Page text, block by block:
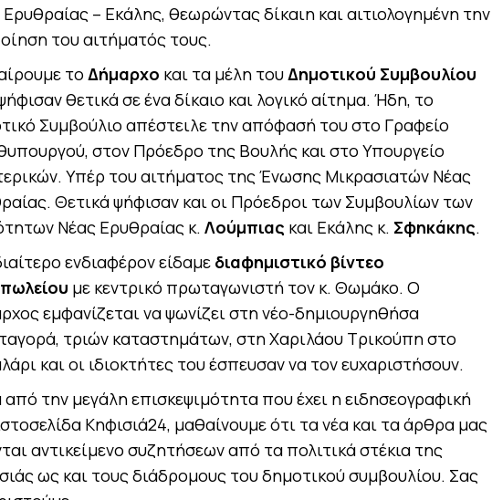
– Εκάλης, θεωρώντας δίκαιη και αιτιολογημένη την
του αιτήματός τους.
το Δήμαρχο και τα μέλη τουΔημοτικού Συμβουλίου
θετικά σε ένα δίκαιο και λογικό αίτημα. Ήδη, το
Συµβούλιο απέστειλε την απόφασή του στο Γραφείο
στον Πρόεδρο της Βουλής και στο Υπουργείο
Υπέρ του αιτήµατος της Ένωσης Μικρασιατών Νέας
Θετικά ψήφισαν και οι Πρόεδροι των Συµβουλίων των
Νέας Ερυθραίας κ. Λούµπιας και Εκάλης κ. Σφηκάκης.
ενδιαφέρον είδαμε διαφημιστικό βίντεο
με κεντρικό πρωταγωνιστή τον κ. Θωμάκο. Ο
εμφανίζεται να ψωνίζει στη νέο-δημιουργηθήσα
τριών καταστημάτων, στη Χαριλάου Τρικούπη στο
και οι ιδιοκτήτες του έσπευσαν να τον ευχαριστήσουν.
την μεγάλη επισκεψιμότητα που έχει η ειδησεογραφική
Κηφισιά24, μαθαίνουμε ότι τα νέα και τα άρθρα μας
αντικείμενο συζητήσεων από τα πολιτικά στέκια της
ως και τους διάδρομους του δημοτικού συμβουλίου. Σας